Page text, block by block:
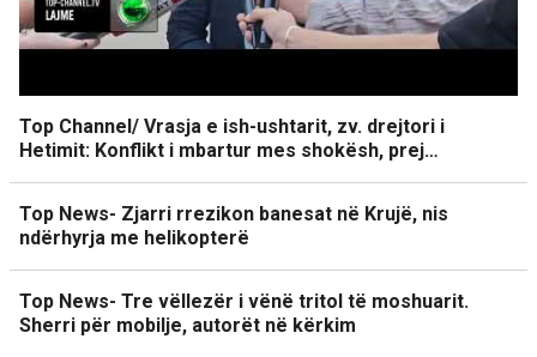
Top Channel/ Vrasja e ish-ushtarit, zv. drejtori i
Hetimit: Konflikt i mbartur mes shokësh, prej…
Top News- Zjarri rrezikon banesat në Krujë, nis
ndërhyrja me helikopterë
Top News- Tre vëllezër i vënë tritol të moshuarit.
Sherri për mobilje, autorët në kërkim